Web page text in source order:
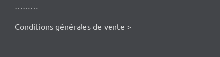
………
Conditions générales de vente >